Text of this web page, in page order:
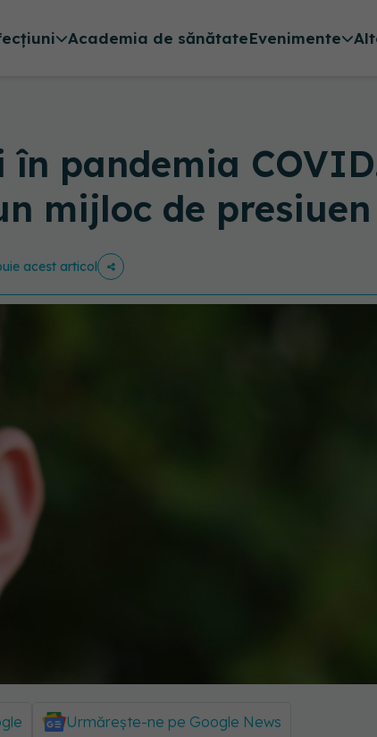
Academia de sănătateEvenimente
în pandemia
mijloc de
acest articol
Urmărește-ne pe Google News